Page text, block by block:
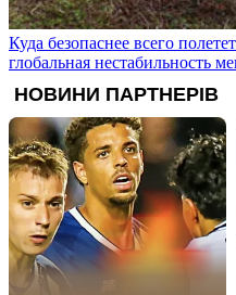
Куда безопаснее всего
глобальная нестабильность